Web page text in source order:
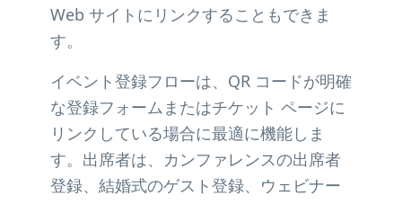
Web サイトにリンクすることもできま
す。
イベント登録フローは、QR コードが明確
な登録フォームまたはチケット ページに
リンクしている場合に最適に機能しま
す。出席者は、カンファレンスの出席者
登録、結婚式のゲスト登録、ウェビナー